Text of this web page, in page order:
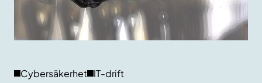
Cybersäkerhet IT-drift